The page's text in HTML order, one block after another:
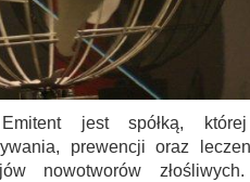
jest spółką,
prewencji oraz
nowotworów